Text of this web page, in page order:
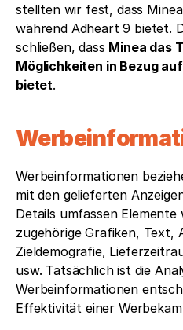
stellten wir fest, dass
während Adheart 9 bietet.
schließen, dass Minea das
Möglichkeiten in Bezug
bietet.
Werbeinformationen
mit den gelieferten
Details umfassen Elemente
zugehörige Grafiken, Text,
Zieldemografie,
usw. Tatsächlich ist die
Werbeinformationen
Effektivität einer